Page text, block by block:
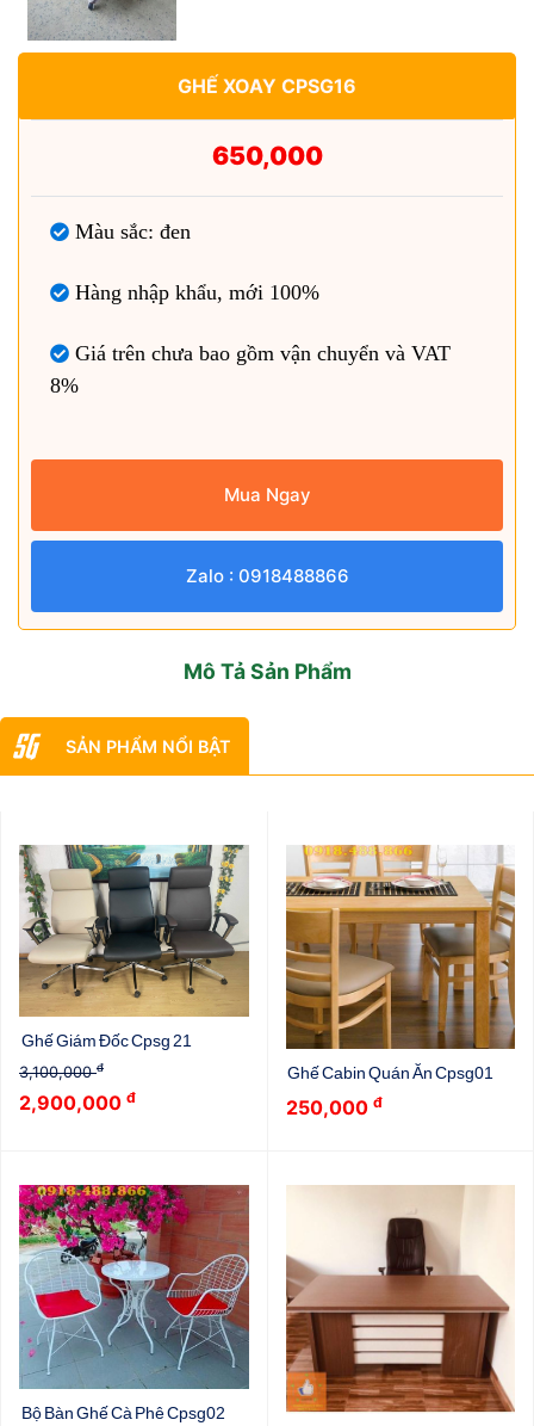
GHẾ XOAY CPSG16
650,000
Màu sắc: đen
Hàng nhập khẩu, mới 100%
Giá trên chưa bao gồm vận chuyển và VAT
8%
Mua Ngay
Zalo : 0918488866
Mô Tả Sản Phẩm
SẢN PHẨM NỔI BẬT
Ghế Giám Đốc Cpsg 21
3,100,000đ
2,900,000 đ
Ghế Cabin Quán Ăn Cpsg01
250,000 đ
Bộ Bàn Ghế Cà Phê Cpsg02